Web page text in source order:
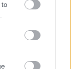
to
"Who Is
nagy sikert
sikeres
A lemez
(Harry